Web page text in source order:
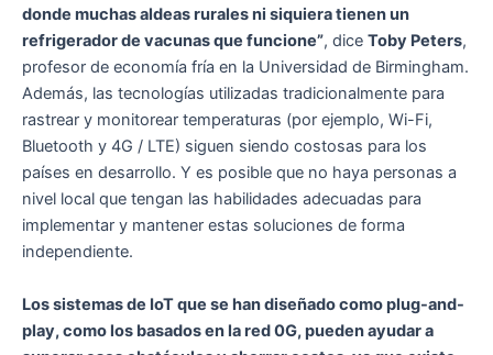
donde muchas aldeas rurales ni siquiera tienen un
refrigerador de vacunas que funcione”, dice Toby Peters,
profesor de economía fría en la Universidad de Birmingham.
Además, las tecnologías utilizadas tradicionalmente para
rastrear y monitorear temperaturas (por ejemplo, Wi-Fi,
Bluetooth y 4G / LTE) siguen siendo costosas para los
países en desarrollo. Y es posible que no haya personas a
nivel local que tengan las habilidades adecuadas para
implementar y mantener estas soluciones de forma
independiente.
Los sistemas de IoT que se han diseñado como plug-and-
play, como los basados ​​en la red 0G, pueden ayudar a